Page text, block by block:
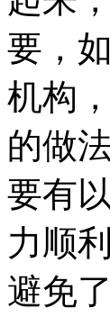
要，
机构
的做
要有
力顺
避免